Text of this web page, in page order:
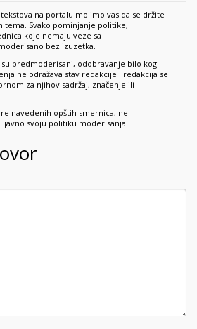
na portalu molimo vas da se držite
tema. Svako pominjanje politike,
koje nemaju veze sa
bez izuzetka.
predmoderisani, odobravanje bilo kog
ne odražava stav redakcije i redakcija se
za njihov sadržaj, značenje ili
navedenih opštih smernica, ne
svoju politiku moderisanja